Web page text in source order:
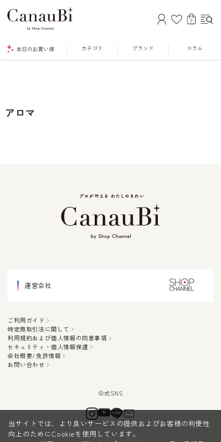
0
本日のお買い得 カテゴリ ブランド コラム
アロマ
運営会社
ご利用ガイド
特定商取引法に関して
利用規約および個人情報の同意事項
セキュリティ・個人情報保護
会社概要/免許情報
お問い合わせ
当サイトでは、より良いサービスの提供およびお客様の利便性
向上のためにCookieを使用しています。